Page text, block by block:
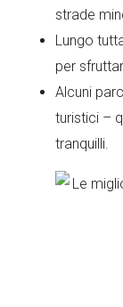
strade
Lungo
per
Alcuni
turistici –
tranquilli.